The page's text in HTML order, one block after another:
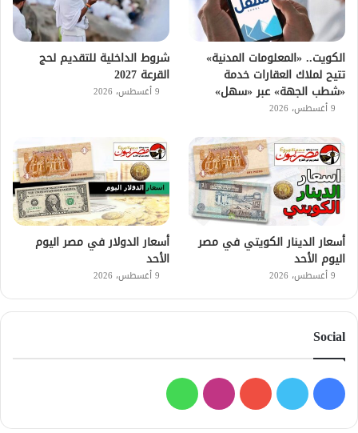
الكويت.. «المعلومات المدنية»
تتيح لملاك العقارات خدمة
«شطب الجهة» عبر «سهل»
9 أغسطس، 2026
شروط الداخلية للتقديم لحج
القرعة 2027
9 أغسطس، 2026
أسعار الدينار الكويتي في مصر
اليوم الأحد
9 أغسطس، 2026
أسعار الدولار في مصر اليوم
الأحد
9 أغسطس، 2026
Social
فيسبوك
تويتر يوتيوبانستقرامواتساب